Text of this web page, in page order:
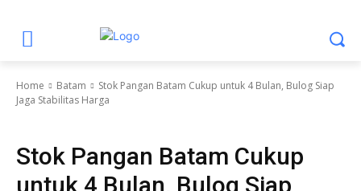
Home Batam
Stok Pangan Batam Cukup untuk 4 Bulan, Bulog Siap
Jaga Stabilitas Harga
Stok Pangan Batam Cukup
untuk 4 Bulan, Bulog Siap